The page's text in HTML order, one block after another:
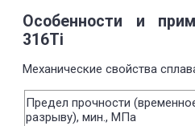
Особенности и
316Ti
Механические свойства
Предел прочности
разрыву), мин., МПа